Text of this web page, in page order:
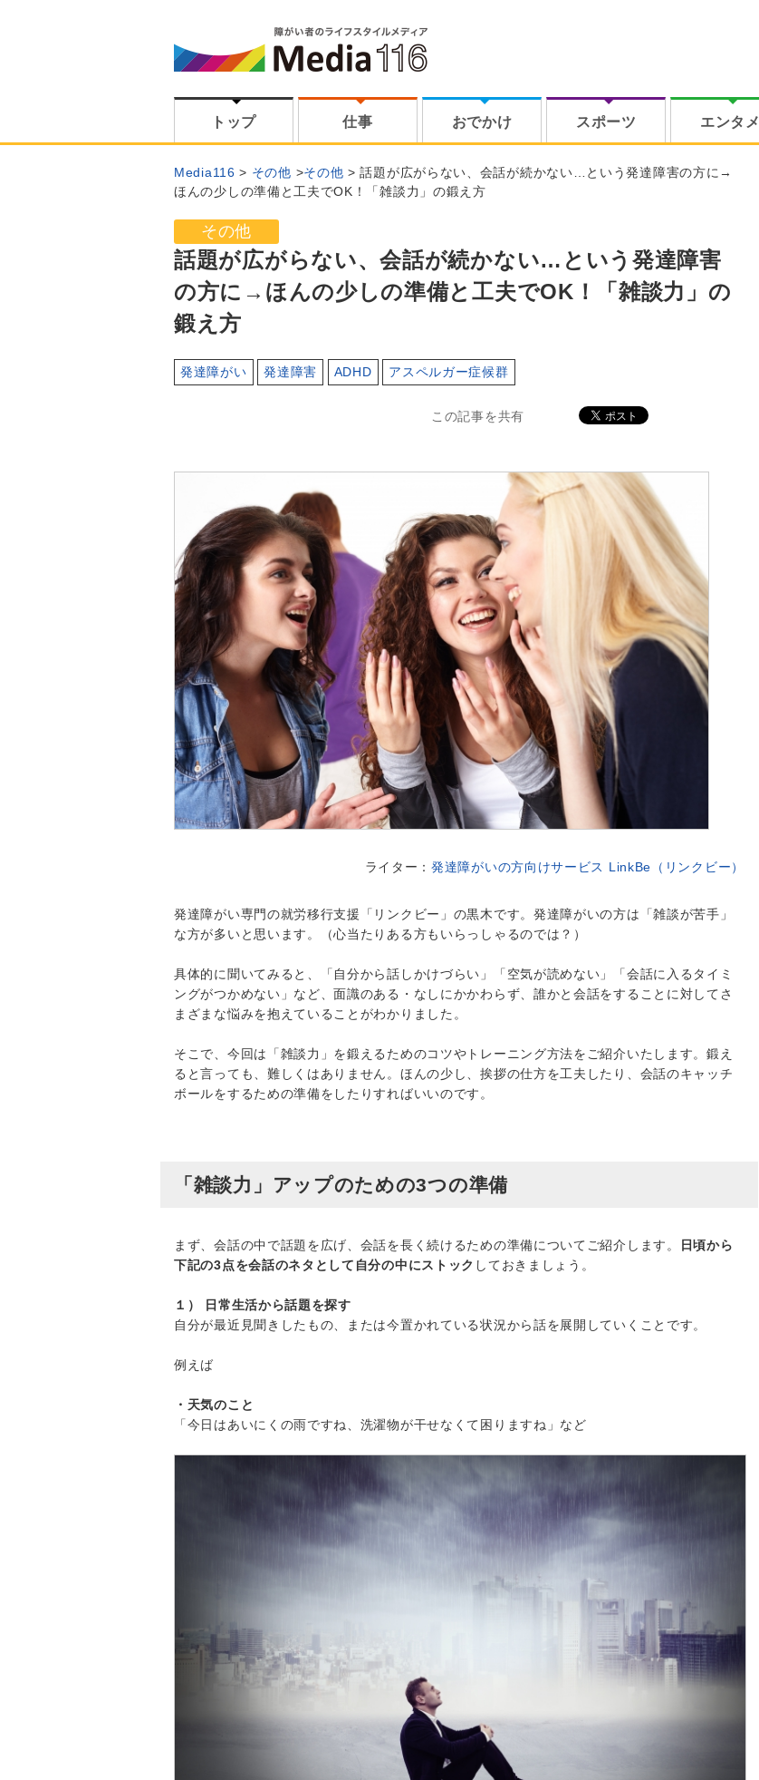
トップ 仕事 おでかけ スポーツ エンタメ
Media116 その他 その他
話題が広がらない、会話が続かない…という発達障害の方に→
ほんの少しの準備と工夫でOK！「雑談力」の鍛え方
その他
話題が広がらない、会話が続かない…という発達障害
の方に→ほんの少しの準備と工夫でOK！「雑談力」の
鍛え方
発達障がい 発達障害 ADHD アスペルガー症候群
この記事を共有
ライター：発達障がいの方向けサービス LinkBe（リンクビー）
発達障がい専門の就労移行支援「リンクビー」の黒木です。発達障がいの方は「雑談が苦手」
な方が多いと思います。（心当たりある方もいらっしゃるのでは？）
具体的に聞いてみると、「自分から話しかけづらい」「空気が読めない」「会話に入るタイミ
ングがつかめない」など、面識のある・なしにかかわらず、誰かと会話をすることに対してさ
まざまな悩みを抱えていることがわかりました。
そこで、今回は「雑談力」を鍛えるためのコツやトレーニング方法をご紹介いたします。鍛え
ると言っても、難しくはありません。ほんの少し、挨拶の仕方を工夫したり、会話のキャッチ
ボールをするための準備をしたりすればいいのです。
「雑談力」アップのための3つの準備
まず、会話の中で話題を広げ、会話を長く続けるための準備についてご紹介します。
日頃から
下記の3点を会話のネタとして自分の中にストック しておきましょう。
１） 日常生活から話題を探す
自分が最近見聞きしたもの、または今置かれている状況から話を展開していくことです。
例えば
・天気のこと
「今日はあいにくの雨ですね、洗濯物が干せなくて困りますね」など